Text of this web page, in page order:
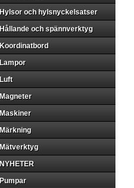
Hylsor och hylsnyckelsatser
Hållande och spännverktyg
Koordinatbord
Lampor
Luft
Magneter
Maskiner
Märkning
Mätverktyg
NYHETER
Pumpar